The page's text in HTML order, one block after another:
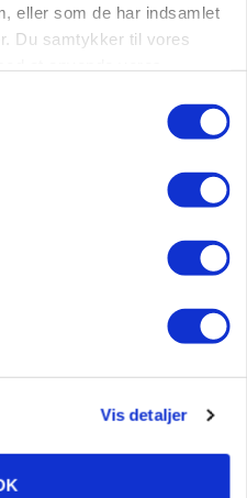
eller som de har indsamlet
Du samtykker til vores
Vis detaljer
kg vokser: Polsk kylling
justeringer kan give